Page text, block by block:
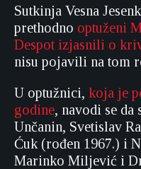
Sutkinja Vesna
prethodno optuženi
Despot izjasnili o
nisu pojavili na tom
U optužnici, koja je
godine, navodi se
Unčanin, Svetislav
Ćuk (rođen 1967.) i
Marinko Miljević i